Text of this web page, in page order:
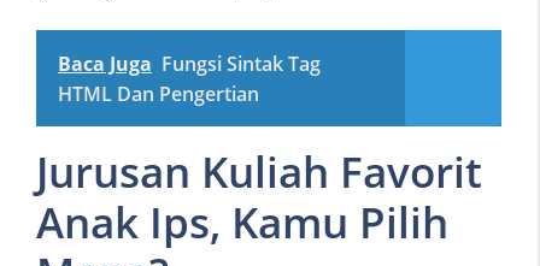
Baca Juga Fungsi Sintak Tag
HTML Dan Pengertian
Jurusan Kuliah Favorit
Anak Ips, Kamu Pilih